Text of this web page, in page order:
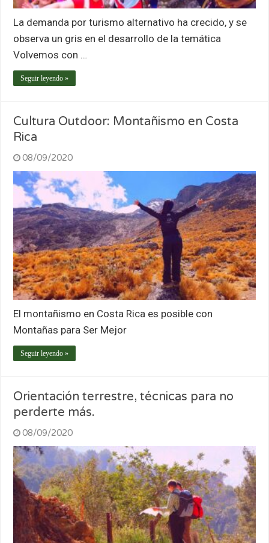
La demanda por turismo alternativo ha crecido, y se
observa un gris en el desarrollo de la temática
Volvemos con …
Seguir leyendo »
Cultura Outdoor: Montañismo en Costa
Rica
08/09/2020
El montañismo en Costa Rica es posible con
Montañas para Ser Mejor
Seguir leyendo »
Orientación terrestre, técnicas para no
perderte más.
08/09/2020